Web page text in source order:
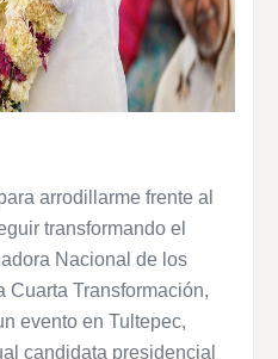
arrodillarme frente al
transformando el
Nacional de los
Cuarta Transformación,
evento en Tultepec,
candidata presidencial